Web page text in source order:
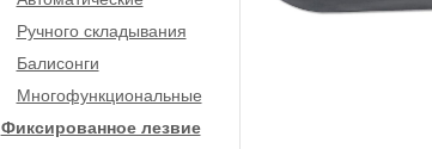
Ручного складывания
Балисонги
Многофункциональные
Фиксированное лезвие